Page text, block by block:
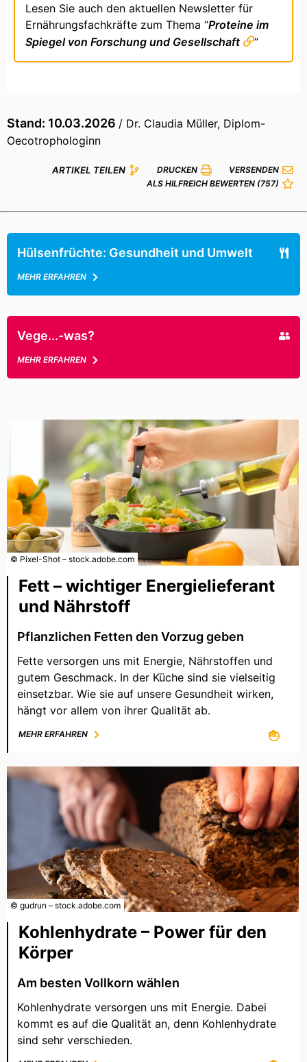
Lesen Sie auch den aktuellen Newsletter für
Ernährungsfachkräfte zum Thema “Proteine im
Spiegel von Forschung und Gesellschaft
”
Stand: 10.03.2026 / Dr. Claudia Müller, Diplom-
Oecotrophologinn
ARTIKEL TEILEN DRUCKEN
VERSENDEN
ALS HILFREICH BEWERTEN (757)
Hülsenfrüchte: Gesundheit und Umwelt
MEHR ERFAHREN
Vege...-was?
MEHR ERFAHREN
© Pixel-Shot – stock.adobe.com
Fett – wichtiger Energielieferant
und Nährstoff
Pflanzlichen Fetten den Vorzug geben
Fette versorgen uns mit Energie, Nährstoffen und
gutem Geschmack. In der Küche sind sie vielseitig
einsetzbar. Wie sie auf unsere Gesundheit wirken,
hängt vor allem von ihrer Qualität ab.
MEHR ERFAHREN
© gudrun – stock.adobe.com
Kohlenhydrate – Power für den
Körper
Am besten Vollkorn wählen
Kohlenhydrate versorgen uns mit Energie. Dabei
kommt es auf die Qualität an, denn Kohlenhydrate
sind sehr verschieden.